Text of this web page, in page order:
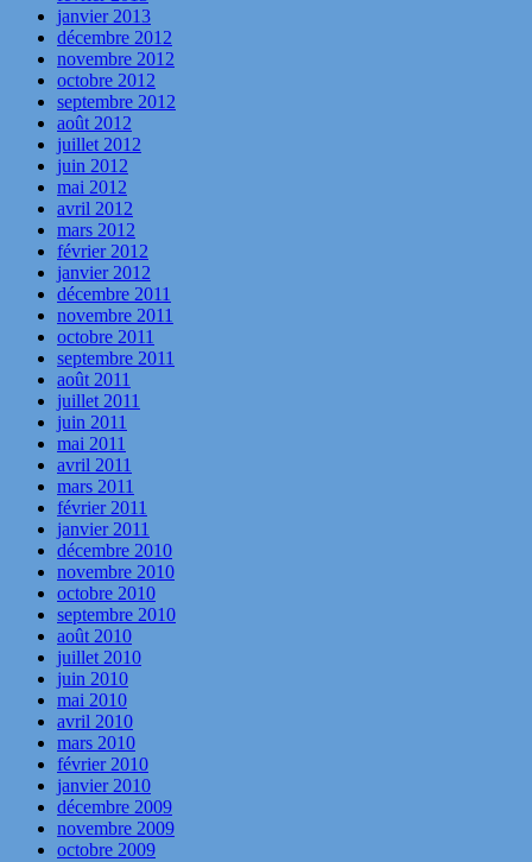
janvier 2013
décembre 2012
novembre 2012
octobre 2012
septembre 2012
août 2012
juillet 2012
juin 2012
mai 2012
avril 2012
mars 2012
février 2012
janvier 2012
décembre 2011
novembre 2011
octobre 2011
septembre 2011
août 2011
juillet 2011
juin 2011
mai 2011
avril 2011
mars 2011
février 2011
janvier 2011
décembre 2010
novembre 2010
octobre 2010
septembre 2010
août 2010
juillet 2010
juin 2010
mai 2010
avril 2010
mars 2010
février 2010
janvier 2010
décembre 2009
novembre 2009
octobre 2009